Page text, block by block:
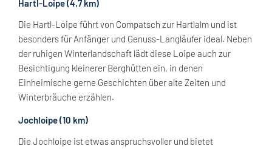
Hartl-Loipe (4,7 km)
Die Hartl-Loipe führt von Compatsch zur Hartlalm und ist
besonders für Anfänger und Genuss-Langläufer ideal. Neben
der ruhigen Winterlandschaft lädt diese Loipe auch zur
Besichtigung kleinerer Berghütten ein, in denen
Einheimische gerne Geschichten über alte Zeiten und
Winterbräuche erzählen.
Jochloipe (10 km)
Die Jochloipe ist etwas anspruchsvoller und bietet